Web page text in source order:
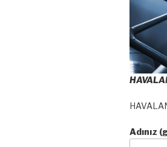
Adınız